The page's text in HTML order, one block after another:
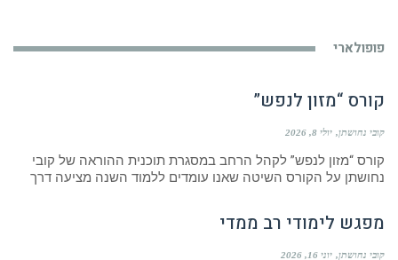
פופולארי
קורס “מזון לנפש”
קובי נחושתן יולי 8, 2026
קורס “מזון לנפש” לקהל הרחב במסגרת תוכנית ההוראה של קובי
נחושתן על הקורס השיטה שאנו עומדים ללמוד השנה מציעה דרך
מפגש לימודי רב ממדי
קובי נחושתן יוני 16, 2026